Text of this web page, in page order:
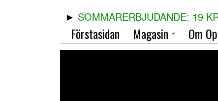
SOMMARERBJUDANDE: 19
Förstasidan Magasin Om